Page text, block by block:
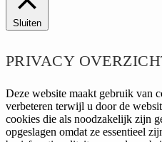
Sluiten
PRIVACY
Deze website maakt gebruik van
verbeteren terwijl u door de
cookies die als noodzakelijk zijn
opgeslagen omdat ze essentieel